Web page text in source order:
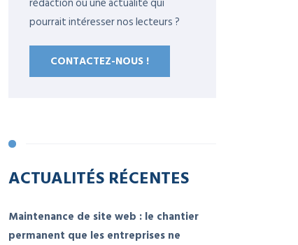
pourrait intéresser nos lecteurs ?
CONTACTEZ-NOUS !
ACTUALITÉS RÉCENTES
Maintenance de site web : le chantier
permanent que les entreprises ne